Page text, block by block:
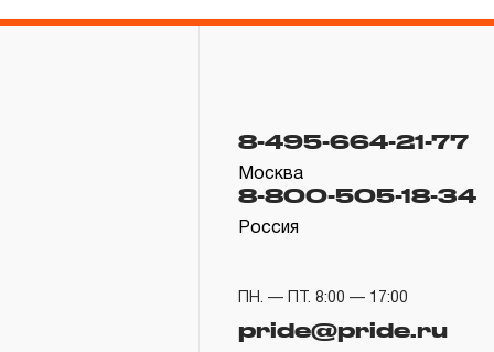
8-495-664-21-77
Москва
8-800-505-18-34
Россия
ПН. — ПТ. 8:00 — 17:00
pride@pride.ru